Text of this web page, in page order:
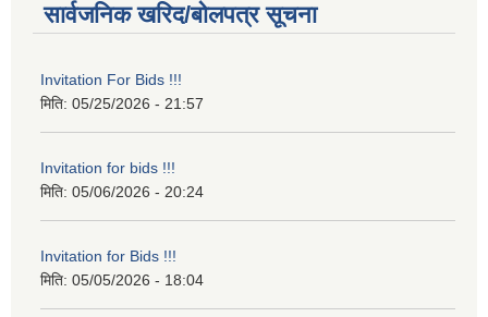
सार्वजनिक खरिद/बोलपत्र सूचना
Invitation For Bids !!!
मिति: 05/25/2026 - 21:57
Invitation for bids !!!
मिति: 05/06/2026 - 20:24
Invitation for Bids !!!
मिति: 05/05/2026 - 18:04